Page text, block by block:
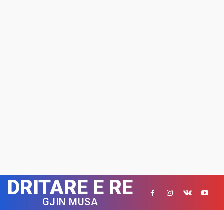
DRITARE E RE
GJIN MUSA